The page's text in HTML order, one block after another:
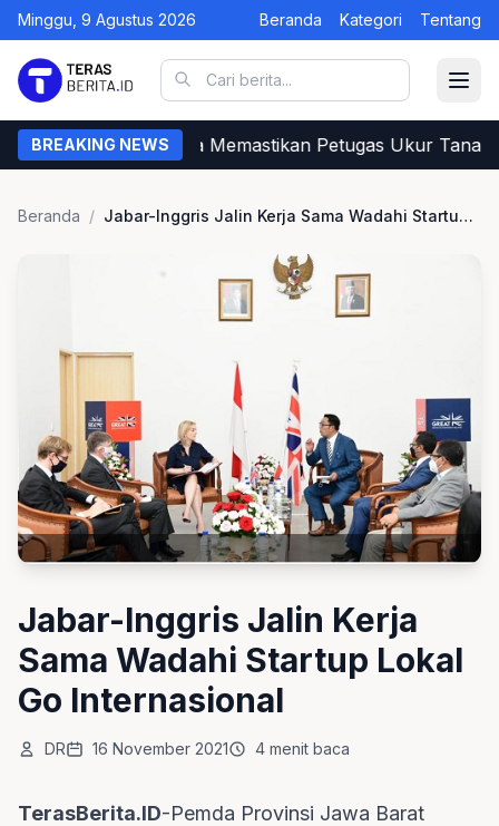
Minggu, 9 Agustus 2026 Beranda Kategori Tentang
BREAKING NEWS
Begini Cara Warga Memastikan Petugas Ukur Tanah
Beranda / Jabar-Inggris Jalin Kerja Sama Wadahi Startup Lokal Go Internasional
Jabar-Inggris Jalin Kerja
Sama Wadahi Startup Lokal
Go Internasional
DR 16 November 2021 4 menit baca
TerasBerita.ID-Pemda Provinsi Jawa Barat